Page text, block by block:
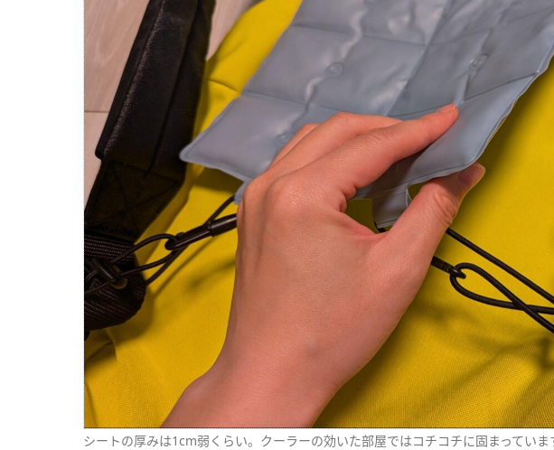
シートの厚みは1cm弱くらい。クーラーの効いた部屋ではコチコチに固まっていま